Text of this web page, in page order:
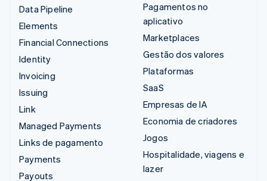
Data Pipeline
Elements
Financial Connections
Identity
Invoicing
Issuing
Link
Managed Payments
Links de pagamento
Payments
Payouts
Pagamentos no
aplicativo
Marketplaces
Gestão dos valores
Plataformas
SaaS
Empresas de IA
Economia de criadores
Jogos
Hospitalidade, viagens e
lazer